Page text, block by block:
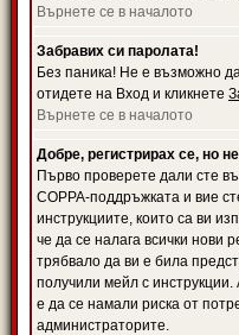
Върнете се в началото
Забравих си паролата!
Без паника! Не е възможно
отидете на Вход и кликнете
Върнете се в началото
Добре, регистрирах се, но
Първо проверете дали сте
COPPA-поддръжката и вие
инструкциите, които са ви
че да се налага всички нови
трябвало да ви е била
получили мейл с
е да се намали риска от
администраторите.